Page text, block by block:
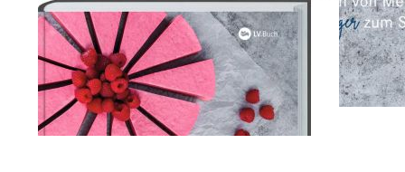
Zum Anfang der Bildergalerie springen
Artikelnr. 004693
WDR Backbuch: Meine
Lieblingskuchen